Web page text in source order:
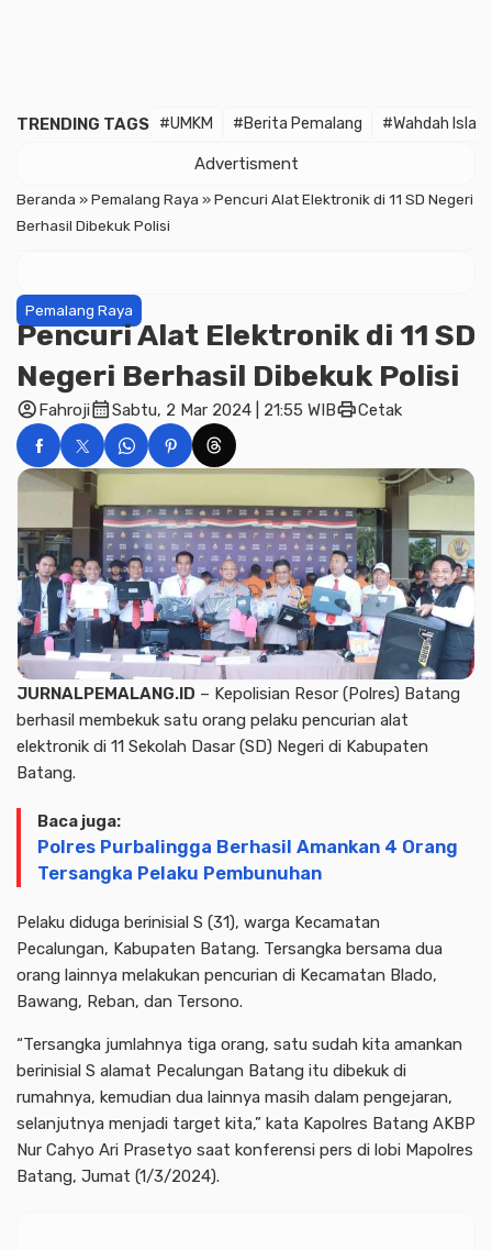
TRENDING TAGS #UMKM #Berita Pemalang #Wahdah
Advertisment
Beranda »Pemalang Raya »Pencuri Alat Elektronik di 11 SD Negeri
Berhasil Dibekuk Polisi
Pemalang Raya
Pencuri Alat Elektronik di 11 SD
Negeri Berhasil Dibekuk Polisi
account_circleFahrojicalendar_monthSabtu, 2 Mar 2024 | 21:55 WIBprintCetak
JURNALPEMALANG.ID – Kepolisian Resor (Polres) Batang
berhasil membekuk satu orang pelaku pencurian alat
elektronik di 11 Sekolah Dasar (SD) Negeri di Kabupaten
Batang.
Baca juga:
Polres Purbalingga Berhasil Amankan 4 Orang
Tersangka Pelaku Pembunuhan
Pelaku diduga berinisial S (31), warga Kecamatan
Pecalungan, Kabupaten Batang. Tersangka bersama dua
orang lainnya melakukan pencurian di Kecamatan Blado,
Bawang, Reban, dan Tersono.
“Tersangka jumlahnya tiga orang, satu sudah kita amankan
berinisial S alamat Pecalungan Batang itu dibekuk di
rumahnya, kemudian dua lainnya masih dalam pengejaran,
selanjutnya menjadi target kita,” kata Kapolres Batang AKBP
Nur Cahyo Ari Prasetyo saat konferensi pers di lobi Mapolres
Batang, Jumat (1/3/2024).